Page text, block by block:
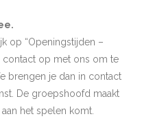
op “Openingstijden –
contact op met ons om te
brengen je dan in contact
De groepshoofd maakt
het spelen komt.